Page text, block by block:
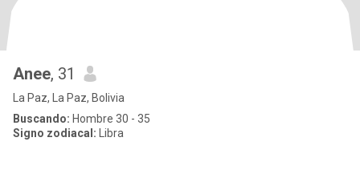
Anee, 31
La Paz, La Paz, Bolivia
Buscando: Hombre 30 - 35
Signo zodiacal: Libra